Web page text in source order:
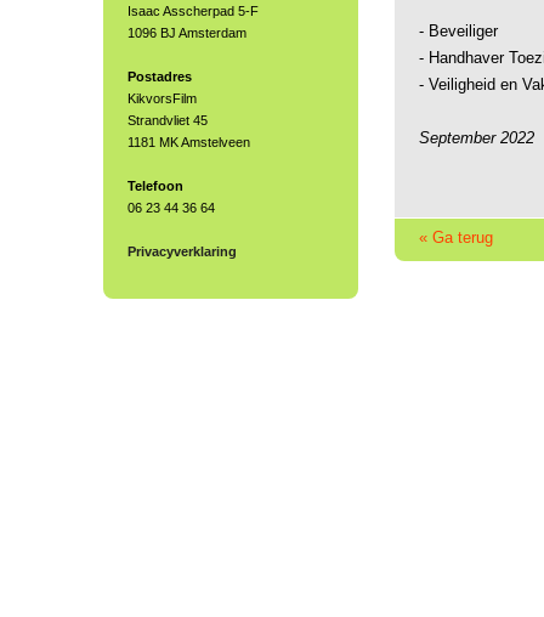
Isaac Asscherpad 5-F
1096 BJ Amsterdam
Postadres
KikvorsFilm
Strandvliet 45
1181 MK Amstelveen
Telefoon
06 23 44 36 64
Privacyverklaring
- Beveiliger
- Handhaver
- Veiligheid en
September 2022
« Ga terug